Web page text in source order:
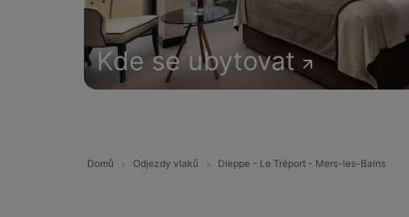
Kde se ubytovat
Domů Odjezdy vlaků Dieppe - Le Tréport - Mers-les-Bains